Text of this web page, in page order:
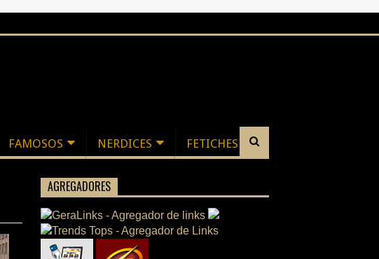
FAMOSOS NERDICES FETICHES
AGREGADORES